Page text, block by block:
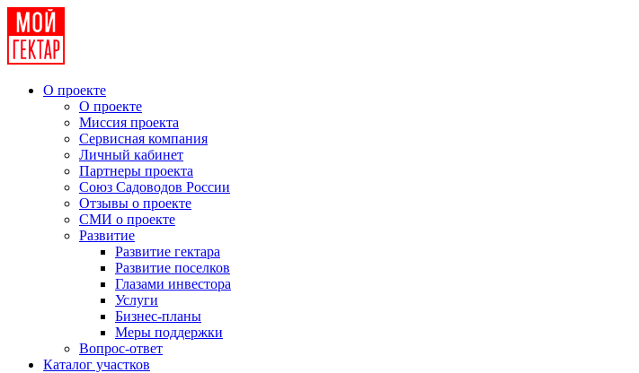
О проекте
О проекте
Миссия проекта
Сервисная компания
Личный кабинет
Партнеры проекта
Союз Садоводов России
Отзывы о проекте
СМИ о проекте
Развитие
Развитие гектара
Развитие поселков
Глазами инвестора
Услуги
Бизнес-планы
Меры поддержки
Вопрос-ответ
Каталог участков